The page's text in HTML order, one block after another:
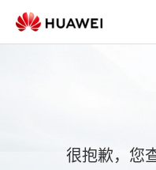
很抱歉，您